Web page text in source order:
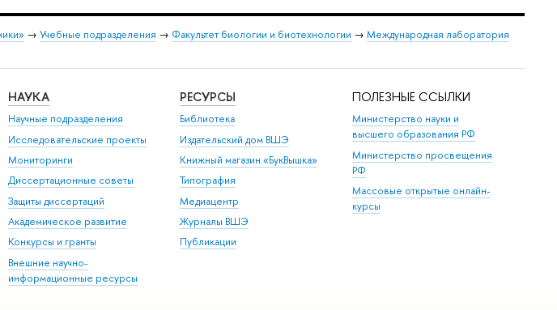
→ Учебные подразделения → Факультет биологии и биотехнологии → Международная лаборатория
НАУКА
Научные подразделения
Исследовательские проекты
Мониторинги
Диссертационные советы
Защиты диссертаций
Академическое развитие
Конкурсы и гранты
Внешние научно-
информационные ресурсы
РЕСУРСЫ
Библиотека
Издательский дом ВШЭ
Книжный магазин «БукВышка»
Типография
Медиацентр
Журналы ВШЭ
Публикации
ПОЛЕЗНЫЕ ССЫЛКИ
Министерство науки и
высшего образования РФ
Министерство просвещения
РФ
Массовые открытые онлайн-
курсы